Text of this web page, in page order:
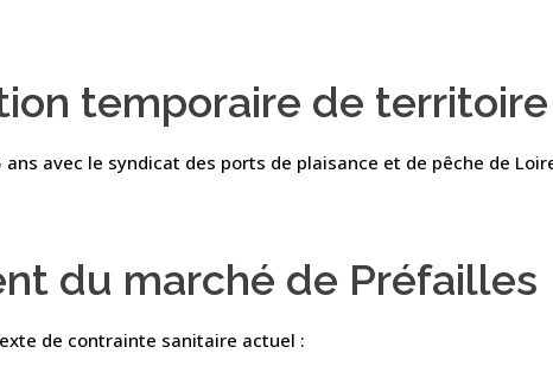
temporaire de
avec le syndicat des ports de plaisance et de pêche de
du marché de Préfailles
de contrainte sanitaire actuel :